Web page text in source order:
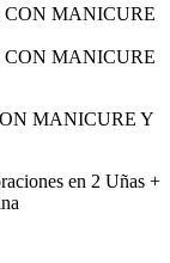
MANICURE Y
en 2 Uñas +